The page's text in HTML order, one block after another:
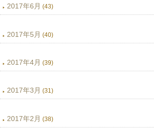
2017年6月 (43)
2017年5月 (40)
2017年4月 (39)
2017年3月 (31)
2017年2月 (38)